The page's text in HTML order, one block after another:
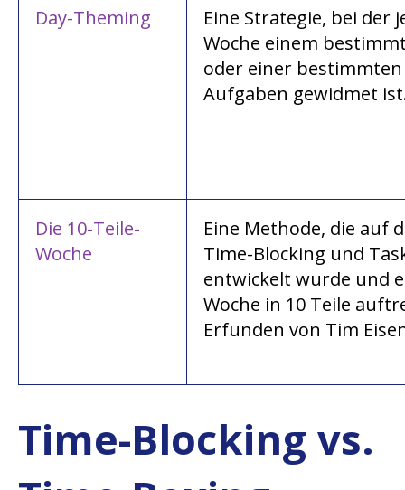
Day-Theming
Eine Strategie, bei der
Woche einem
oder einer
Aufgaben gewidmet
Die 10-Teile-
Woche
Eine Methode, die auf
Time-Blocking und
entwickelt wurde und
Woche in 10 Teile
Erfunden von Tim
Time-Blocking vs.